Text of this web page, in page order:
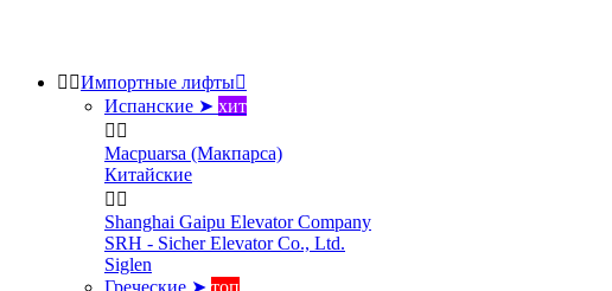
 Импортные лифты
Испанские ➤ хит
 
Macpuarsa (Макпарса)
Китайские
 
Shanghai Gaipu Elevator Company
SRH - Sicher Elevator Co., Ltd.
Siglen
Греческие ➤ топ